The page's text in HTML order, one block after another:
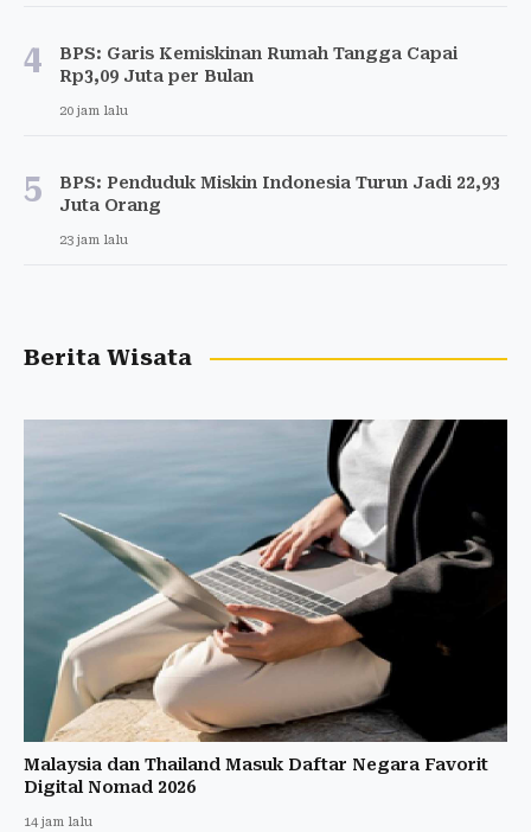
4
BPS: Garis Kemiskinan Rumah Tangga Capai
Rp3,09 Juta per Bulan
20 jam lalu
5
BPS: Penduduk Miskin Indonesia Turun Jadi 22,93
Juta Orang
23 jam lalu
Berita Wisata
Malaysia dan Thailand Masuk Daftar Negara Favorit
Digital Nomad 2026
14 jam lalu